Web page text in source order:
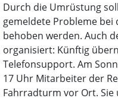
Durch die Umrüstung
gemeldete Probleme bei
behoben werden. Auch
organisiert: Künftig
Telefonsupport. Am
17 Uhr Mitarbeiter der
Fahrradturm vor Ort.